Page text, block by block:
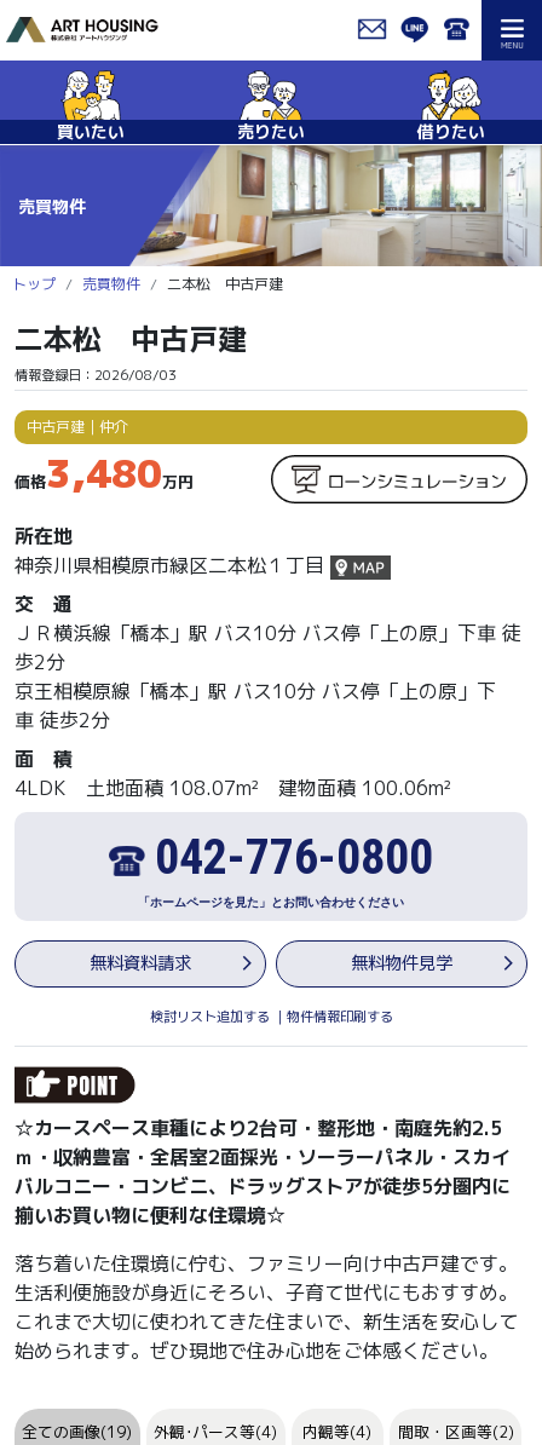
買いたい 売りたい 借りたい
売買物件
トップ 売買物件 二本松 中古戸建
二本松 中古戸建
情報登録日：2026/08/03
中古戸建 ｜ 仲介
価格3,480万円
所在地
神奈川県相模原市緑区二本松１丁目
交 通
ＪＲ横浜線「橋本」駅 バス10分 バス停「上の原」下車 徒
歩2分
京王相模原線「橋本」駅 バス10分 バス停「上の原」下
車 徒歩2分
面 積
4LDK 土地面積 108.07m² 建物面積 100.06m²
042-776-0800
「ホームページを見た」とお問い合わせください
無料資料請求 無料物件見学
検討リスト追加する ｜ 物件情報印刷する
☆カースペース車種により2台可・整形地・南庭先約2.5
ｍ・収納豊富・全居室2面採光・ソーラーパネル・スカイ
バルコニー・コンビニ、ドラッグストアが徒歩5分圏内に
揃いお買い物に便利な住環境☆
落ち着いた住環境に佇む、ファミリー向け中古戸建です。
生活利便施設が身近にそろい、子育て世代にもおすすめ。
これまで大切に使われてきた住まいで、新生活を安心して
始められます。ぜひ現地で住み心地をご体感ください。
全ての画像(19) 外観･パース等(4) 内観等(4) 間取・区画等(2)